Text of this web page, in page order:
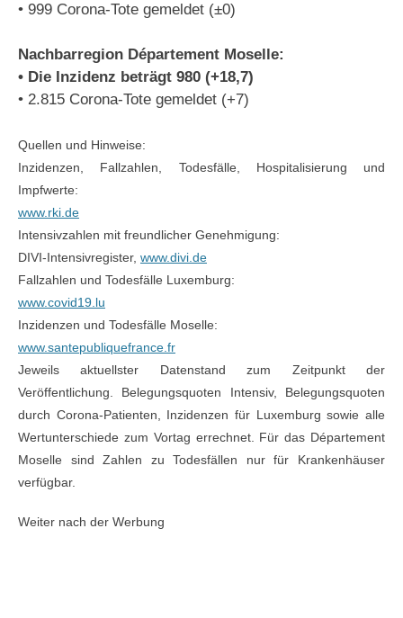
• 999 Corona-Tote gemeldet (±0)
Nachbarregion Département Moselle:
• Die Inzidenz beträgt 980 (+18,7)
• 2.815 Corona-Tote gemeldet (+7)
Quellen und Hinweise:
Inzidenzen, Fallzahlen, Todesfälle, Hospitalisierung und
Impfwerte:
www.rki.de
Intensivzahlen mit freundlicher Genehmigung:
DIVI-Intensivregister, www.divi.de
Fallzahlen und Todesfälle Luxemburg:
www.covid19.lu
Inzidenzen und Todesfälle Moselle:
www.santepubliquefrance.fr
Jeweils aktuellster Datenstand zum Zeitpunkt der
Veröffentlichung. Belegungsquoten Intensiv, Belegungsquoten
durch Corona-Patienten, Inzidenzen für Luxemburg sowie alle
Wertunterschiede zum Vortag errechnet. Für das Département
Moselle sind Zahlen zu Todesfällen nur für Krankenhäuser
verfügbar.
Weiter nach der Werbung